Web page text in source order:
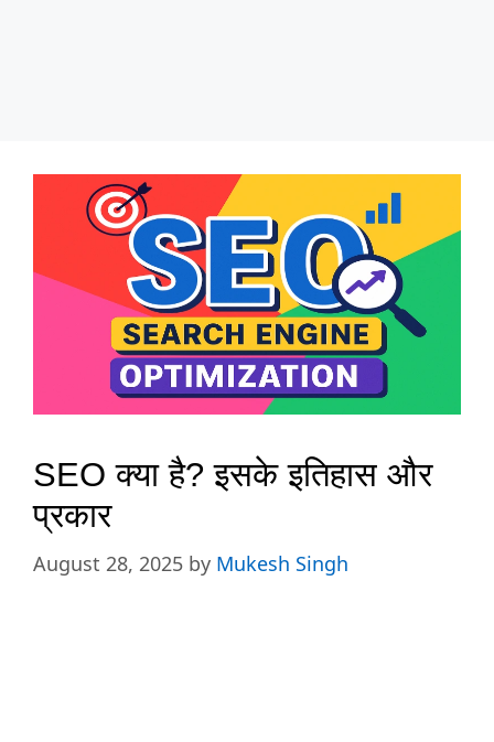
SEO क्या है? इसके इतिहास और
प्रकार
August 28, 2025 by Mukesh Singh